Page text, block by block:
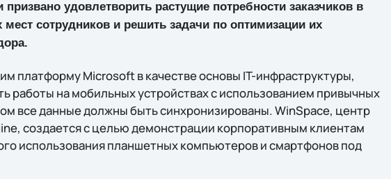
удовлетворить растущие потребности заказчиков в
сотрудников и решить задачи по оптимизации их
платформу Microsoft в качестве основы IT-инфраструктуры,
работы на мобильных устройствах с использованием привычных
все данные должны быть синхронизированы. WinSpace, центр
создается с целью демонстрации корпоративным клиентам
использования планшетных компьютеров и смартфонов под